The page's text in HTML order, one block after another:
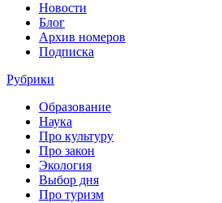
Новости
Блог
Архив номеров
Подписка
Рубрики
Образование
Наука
Про культуру
Про закон
Экология
Выбор дня
Про туризм